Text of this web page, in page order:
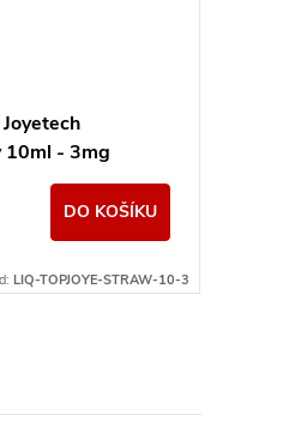
- 3mg
DO KOŠÍKU
LIQ-TOPJOYE-STRAW-10-3